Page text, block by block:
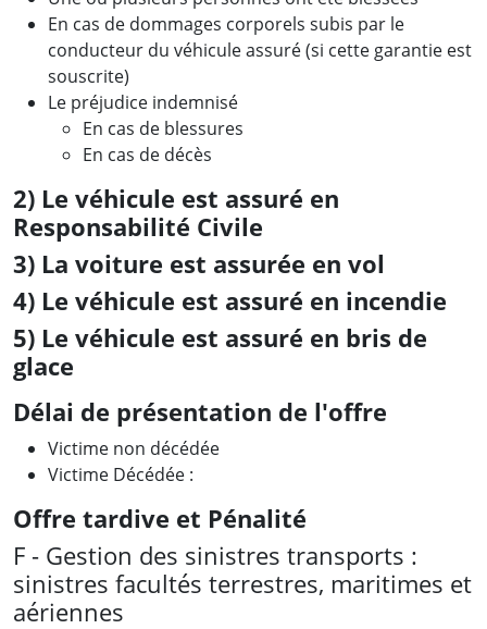
En cas de dommages corporels subis par le
conducteur du véhicule assuré (si cette garantie est
souscrite)
Le préjudice indemnisé
En cas de blessures
En cas de décès
2) Le véhicule est assuré en
Responsabilité Civile
3) La voiture est assurée en vol
4) Le véhicule est assuré en incendie
5) Le véhicule est assuré en bris de
glace
Délai de présentation de l'offre
Victime non décédée
Victime Décédée :
Offre tardive et Pénalité
F - Gestion des sinistres transports :
sinistres facultés terrestres, maritimes et
aériennes